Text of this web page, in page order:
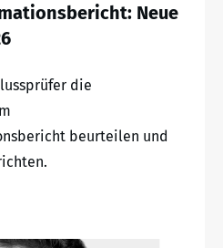
Neue
die
beurteilen und